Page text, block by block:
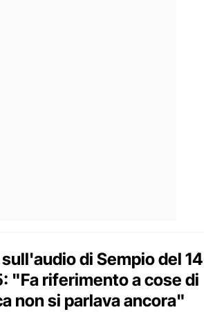
di Sempio del 14
"Fa riferimento a cose di
non si parlava ancora"